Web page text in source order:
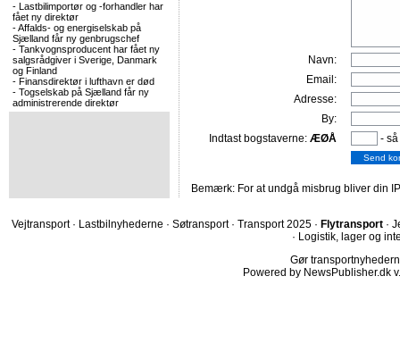
- Lastbilimportør og -forhandler har
fået ny direktør
-Affalds- og energiselskab på
Sjælland får ny genbrugschef
- Tankvognsproducent har fået ny
salgsrådgiver i Sverige, Danmark
og Finland
- Finansdirektør i lufthavn er død
- Togselskab på Sjælland får ny
administrerende direktør
Navn:
Email:
Adresse:
By:
Indtast bogstaverne: ÆØÅ -
Bemærk: For at undgå misbrug bliver din
Vejtransport · Lastbilnyhederne · Søtransport · Transport 2025 · Flytransport ·
· Logistik, lager og
Gør
Powered by NewsPublisher.dk